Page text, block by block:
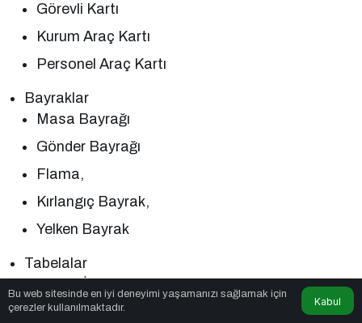
Görevli Kartı
Kurum Araç Kartı
Personel Araç Kartı
Bayraklar
Masa Bayrağı
Gönder Bayrağı
Flama,
Kırlangıç Bayrak,
Yelken Bayrak
Tabelalar
Kurum Dışı Yönlendirme
Bu web sitesinde en iyi deneyimi yaşamanızı sağlamak için
çerezler kullanılmaktadır.
Kabul